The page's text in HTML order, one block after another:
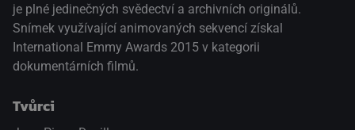
je plné jedinečných svědectví a archivních originálů.
Snímek využívající animovaných sekvencí získal
International Emmy Awards 2015 v kategorii
dokumentárních filmů.
Tvůrci